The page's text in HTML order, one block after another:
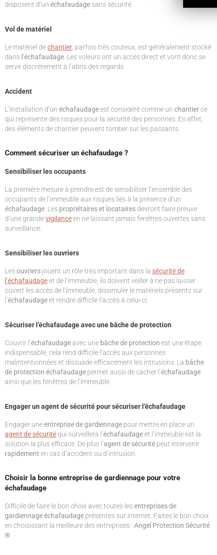
disposent d’un échafaudage sans sécurité.
Vol de matériel
Le matériel dechantier , parfois très couteux, est généralement stocké
dans l’échafaudage . Les voleurs ont un accès direct et vont donc se
servir discrètement à l’abris des regards.
Accident
L’installation d’un échafaudageest considéré comme un chantierce
qui représente des risques pour la sécurité des personnes. En effet,
des éléments de chantier peuvent tomber sur les passants.
Comment sécuriser un échafaudage ?
Sensibiliser les occupants
La première mesure à prendre est de sensibiliser l’ensemble des
occupants de l’immeuble aux risques liés à la présence d’un
échafaudage . Les propriétaires et locatairesdevront faire preuve
d’une grandevigilanceen ne laissant jamais fenêtres ouvertes sans
surveillance.
Sensibiliser les ouvriers
Lesouvriers jouent un rôle très important dans la sécurité de
l’échafaudageet de l’immeuble, ils doivent veiller à ne pas laisser
ouvert les accès de l’immeuble, dissimuler le matériels présents sur
l’échafaudageet rendre difficile l’accès à celui-ci.
Sécuriser l’échafaudage avec une bâche de protection
Couvrir l’échafaudageavec une bâche de protection est une étape
indispensable, cela rend difficile l’accès aux personnes
malintentionnées et dissuade efficacement les intrusions. La bâche
de protection échafaudage permet aussi de cacher l’échafaudage
ainsi que les fenêtres de l’immeuble.
Engager un agent de sécurité pour sécuriser l’échafaudage
Engager uneentreprise de gardiennage pour mettre en place un
agent de sécuritéqui surveillera l’échafaudageet l’immeuble est la
solution la plus efficace. De plus l’agent de sécurité peut intervenir
rapidement en cas d’accident ou d’intrusion.
Choisir la bonne entreprise de gardiennage pour votre
échafaudage
Difficile de faire le bon choix avec toutes lesentreprises de
gardiennage échafaudage présentes sur internet. Faites le bon choix
en choisissant la meilleure des entreprises : Angel Protection Sécurité
®